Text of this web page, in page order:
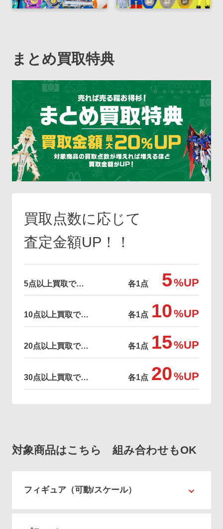
まとめ買取特典
買取点数に応じて
査定金額UP！！
5点以上買取で… 各1点 5%UP
10点以上買取で… 各1点 10%UP
20点以上買取で… 各1点 15%UP
30点以上買取で… 各1点 20%UP
対象商品はこちら 組み合わせもOK
フィギュア（可動/スケール）